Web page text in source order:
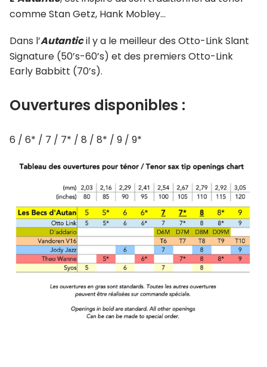
comme Stan Getz, Hank Mobley…
Dans l’Autanticil y a le meilleur des Otto-Link Slant
Signature (50’s-60’s) et des premiers Otto-Link
Early Babbitt (70’s).
Ouvertures disponibles :
6 / 6* / 7 / 7* / 8 / 8* / 9 / 9*